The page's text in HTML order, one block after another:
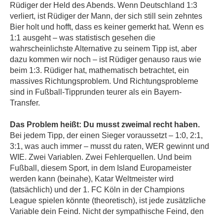
Rüdiger der Held des Abends. Wenn Deutschland 1:3
verliert, ist Rüdiger der Mann, der sich still sein zehntes
Bier holt und hofft, dass es keiner gemerkt hat. Wenn es
1:1 ausgeht – was statistisch gesehen die
wahrscheinlichste Alternative zu seinem Tipp ist, aber
dazu kommen wir noch – ist Rüdiger genauso raus wie
beim 1:3. Rüdiger hat, mathematisch betrachtet, ein
massives Richtungsproblem. Und Richtungsprobleme
sind in Fußball-Tipprunden teurer als ein Bayern-
Transfer.
Das Problem heißt: Du musst zweimal recht haben.
Bei jedem Tipp, der einen Sieger voraussetzt – 1:0, 2:1,
3:1, was auch immer – musst du raten, WER gewinnt und
WIE. Zwei Variablen. Zwei Fehlerquellen. Und beim
Fußball, diesem Sport, in dem Island Europameister
werden kann (beinahe), Katar Weltmeister wird
(tatsächlich) und der 1. FC Köln in der Champions
League spielen könnte (theoretisch), ist jede zusätzliche
Variable dein Feind. Nicht der sympathische Feind, den